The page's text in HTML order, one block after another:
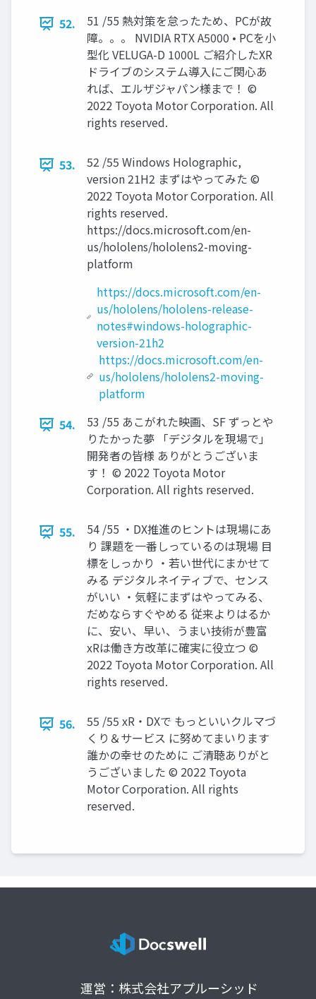
52.
51 /55 熱対策を怠ったため、PCが故
障。。。 NVIDIA RTX A5000 • PCを小
型化 VELUGA-D 1000L ご紹介したXR
ドライブのシステム導入にご関心あ
れば、エルザジャパン様まで！ ©
2022 Toyota Motor Corporation. All
rights reserved.
53.
52 /55 Windows Holographic,
version 21H2 まずはやってみた ©
2022 Toyota Motor Corporation. All
rights reserved.
https://docs.microsoft.com/en-
us/hololens/hololens2-moving-
platform
https://docs.microsoft.com/en-
us/hololens/hololens-release-
notes#windows-holographic-
version-21h2
https://docs.microsoft.com/en-
us/hololens/hololens2-moving-
platform
54.
53 /55 あこがれた映画、SF ずっとや
りたかった夢 「デジタルを現場で」
開発者の皆様 ありがとうございま
す！ © 2022 Toyota Motor
Corporation. All rights reserved.
55.
54 /55 ・DX推進のヒントは現場にあ
り 課題を一番しっているのは現場 目
標をしっかり ・若い世代にまかせて
みる デジタルネイティブで、センス
がいい ・気軽にまずはやってみる、
だめならすぐやめる 従来よりはるか
に、安い、早い、うまい技術が豊富
xRは働き方改革に確実に役立つ ©
2022 Toyota Motor Corporation. All
rights reserved.
56.
55 /55 xR・DXで もっといいクルマづ
くり＆サービス に努めてまいります
誰かの幸せのために ご清聴ありがと
うございました © 2022 Toyota
Motor Corporation. All rights
reserved.
運営：株式会社アプルーシッド